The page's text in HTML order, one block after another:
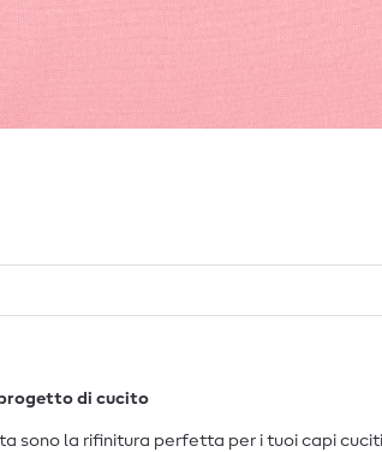
di cucito
sono la rifinitura perfetta per i tuoi capi